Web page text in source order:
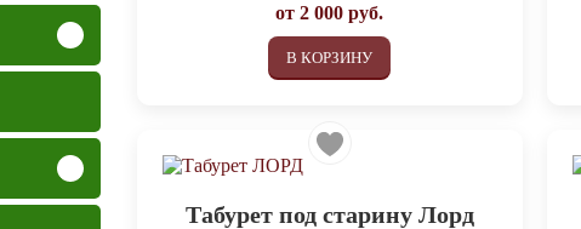
от2 000 руб.
В КОРЗИНУ
Табурет под старину Лорд